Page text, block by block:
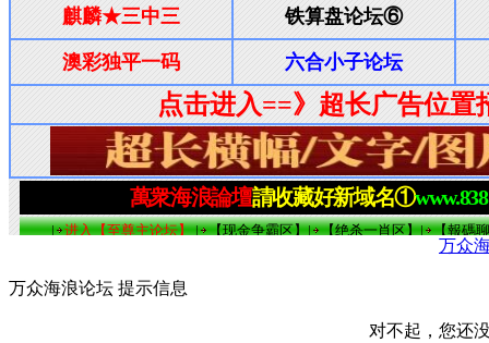
万众
万众海浪论坛 提示信息
对不起，您还